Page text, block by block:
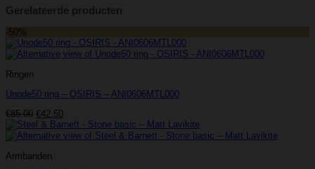
Gerelateerde producten
-50%
Ringen
Unode50 ring – OSIRIS – ANI0606MTL000
€85.00 Oorspronkelijke
prijs
was:
€42.50Huidige
prijs
is:
Armbanden